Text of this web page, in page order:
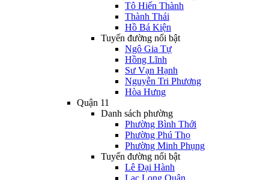
Tô Hiến Thành
Thành Thái
Hồ Bá Kiện
Tuyến đường nổi bật
Ngô Gia Tự
Hồng Lĩnh
Sư Vạn Hạnh
Nguyễn Tri Phương
Hòa Hưng
Quận 11
Danh sách phường
Phường Bình Thới
Phường Phú Thọ
Phường Minh Phụng
Tuyến đường nổi bật
Lê Đại Hành
Lạc Long Quân